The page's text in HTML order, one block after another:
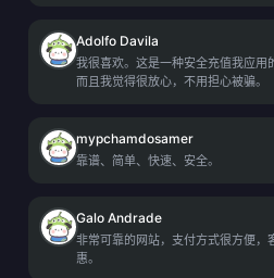
Adolfo Davila
我很喜欢。这是一种安全充值我应用
而且我觉得很放心，不用担心被骗。
mypchamdosamer
靠谱、简单、快速、安全。
Galo Andrade
非常可靠的网站，支付方式很方便，
惠。